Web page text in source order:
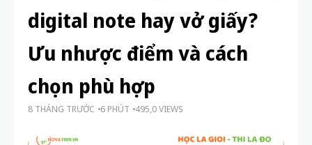
digital note hay vở giấy?
Ưu nhược điểm và cách
chọn phù hợp
8 THÁNG TRƯỚC 6 PHÚT 495,0 VIEWS